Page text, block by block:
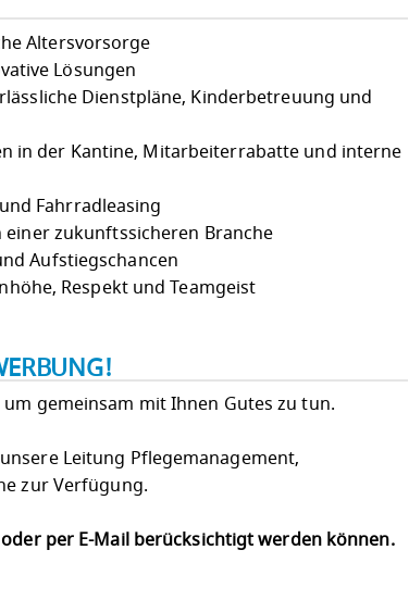
Altersvorsorge
Lösungen
Dienstpläne, Kinderbetreuung und
in der Kantine, Mitarbeiterrabatte und interne
Fahrradleasing
zukunftssicheren Branche
Aufstiegschancen
Respekt und Teamgeist
gemeinsam mit Ihnen Gutes zu tun.
Leitung Pflegemanagement,
zur Verfügung.
per E-Mail berücksichtigt werden können.